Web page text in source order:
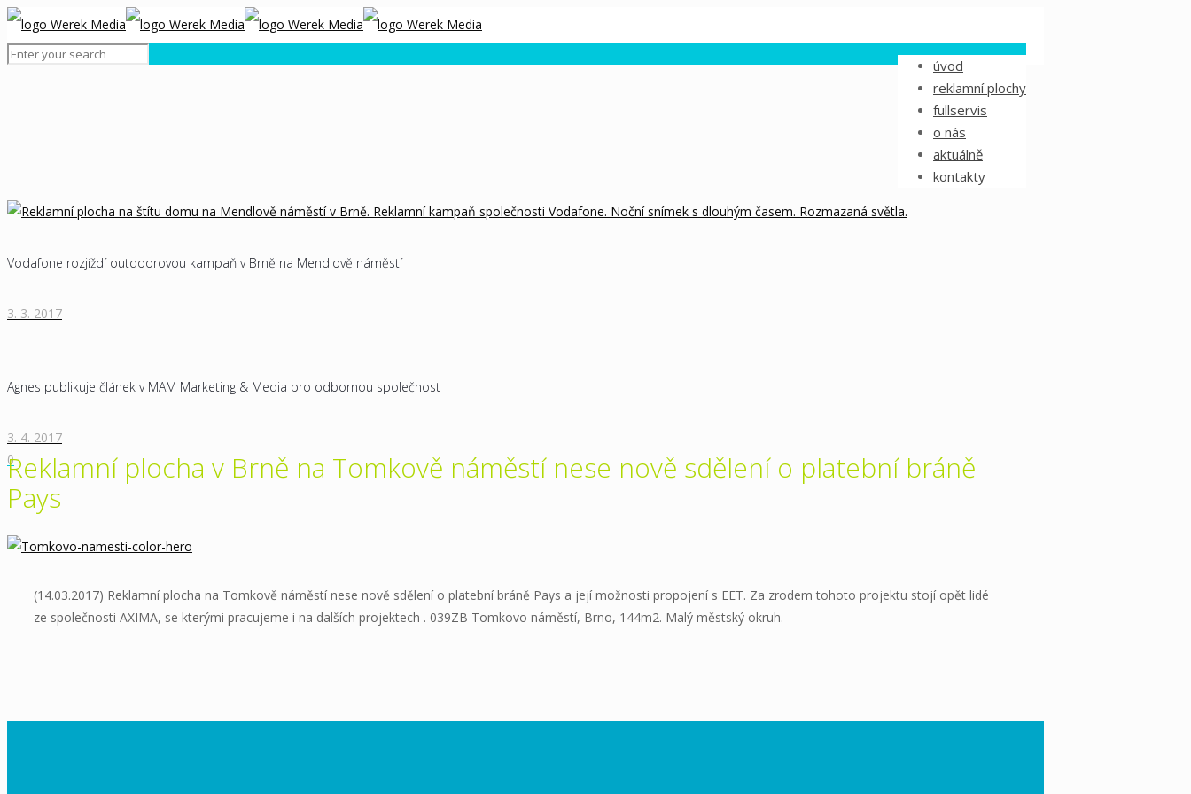
úvod
reklamní plochy
fullservis
o nás
aktuálně
kontakty
Vodafone rozjíždí outdoorovou kampaň v Brně na Mendlově náměstí
3. 3. 2017
Agnes publikuje článek v MAM Marketing & Media pro odbornou společnost
3. 4. 2017
0
Reklamní plocha v Brně na Tomkově náměstí nese nově sdělení o platební bráně
Pays
(14.03.2017) Reklamní plocha na Tomkově náměstí nese nově sdělení o platební bráně Pays a její možnosti propojení s EET. Za zrodem tohoto projektu stojí opět lidé
ze společnosti AXIMA, se kterými pracujeme i na dalších projektech . 039ZB Tomkovo náměstí, Brno, 144m2. Malý městský okruh.